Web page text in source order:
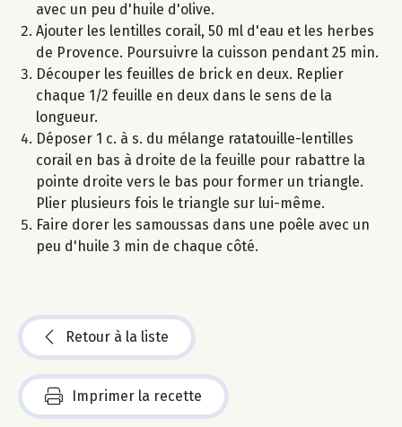
avec un peu d'huile d'olive.
Ajouter les lentilles corail, 50 ml d'eau et les herbes
de Provence. Poursuivre la cuisson pendant 25 min.
Découper les feuilles de brick en deux. Replier
chaque 1/2 feuille en deux dans le sens de la
longueur.
Déposer 1 c. à s. du mélange ratatouille-lentilles
corail en bas à droite de la feuille pour rabattre la
pointe droite vers le bas pour former un triangle.
Plier plusieurs fois le triangle sur lui-même.
Faire dorer les samoussas dans une poêle avec un
peu d'huile 3 min de chaque côté.
Retour à la liste
Imprimer la recette